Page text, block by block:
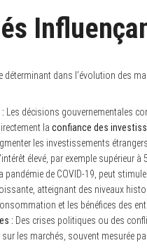
dans l’évolution des
Les décisions gouvernementales
la confiance des
les investissements étrangers
élevé, par exemple supérieur
pandémie de COVID-19, peut
atteignant des niveaux
et les bénéfices des
: Des crises politiques ou des
sur les marchés, souvent mesurée